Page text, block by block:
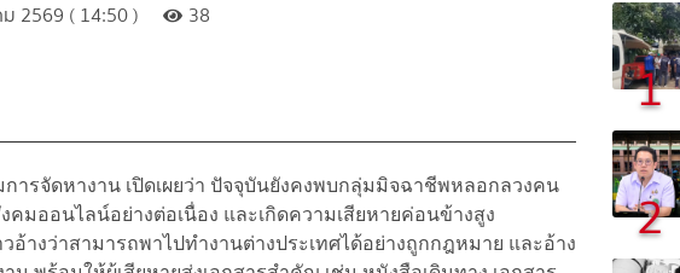
2569 ( 14:50 ) 38
รจัดหางาน เปิดเผยว่า ปัจจุบันยังคงพบกลุ่มมิจฉาชีพหลอกลวงคน
คมออนไลน์อย่างต่อเนื่อง และเกิดความเสียหายค่อนข้างสูง
งว่าสามารถพาไปทำงานต่างประเทศได้อย่างถูกกฎหมาย และอ้าง
1
2